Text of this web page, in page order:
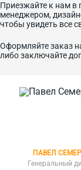
Приезжайте к нам в
менеджером,
чтобы увидеть все
Оформляйте заказ
либо заключайте
ПАВЕЛ
Генеральный